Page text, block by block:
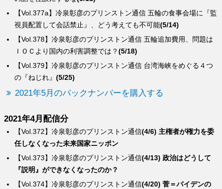
【Vol.379】冷泉彰彦のプリンストン通信 台湾海峡をめぐる４つ
の『ねじれ』(5/25)
【Vol.378】冷泉彰彦のプリンストン通信 五輪追加費用、問題は
ＩＯＣより国内の利害調整では？(5/18)
【Vol.377a】冷泉彰彦のプリンストン通信 五輪の食事会場に『監
視員配置して会話禁止』、どう考えても不可能(5/14)
2021年5月のバックナンバーを購入する
2021年4月配信分
【Vol.374】冷泉彰彦のプリンストン通信(4/20) 菅＝バイデンの
【Vol.373】冷泉彰彦のプリンストン通信(4/13) 政治はどうして
『説明』ができなくなったのか？
【Vol.372】冷泉彰彦のプリンストン通信(4/6) 主権者が権力を委
任しなくなった未来国家ニッポン